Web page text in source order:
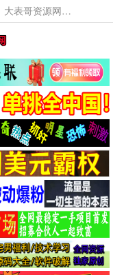
本网站提供资源工具下载，大老表资源工具，大表哥资源网软件工具，大老表资源下载，活动线报福利资源分享,活动线报，大型网游经典游戏，网络热门技术游戏辅助交流与分享。